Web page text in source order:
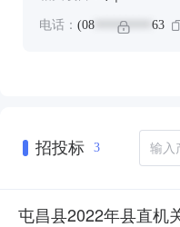
电话： (08 ********* 63
招投标 3
屯昌县2022年县直机